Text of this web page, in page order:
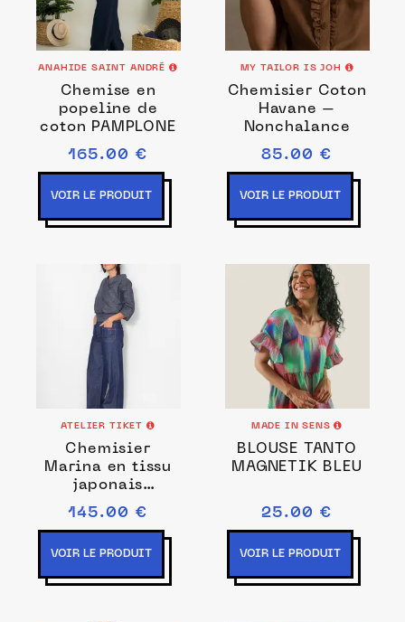
ANAHIDE SAINT ANDRÉ
Chemise en
popeline de
coton PAMPLONE
165.00 €
VOIR LE PRODUIT
MY TAILOR IS JOH
Chemisier Coton
Havane –
Nonchalance
85.00 €
VOIR LE PRODUIT
ATELIER TIKET
Chemisier
Marina en tissu
japonais
plumage japon
145.00 €
VOIR LE PRODUIT
MADE IN SENS
BLOUSE TANTO
MAGNETIK BLEU
25.00 €
VOIR LE PRODUIT